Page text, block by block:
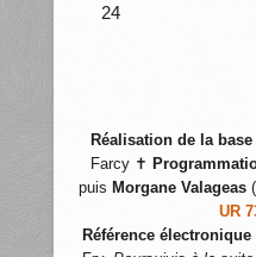
24
Réalisation de la
Farcy ✝
puis Morgane Valageas
UR
Référence électronique